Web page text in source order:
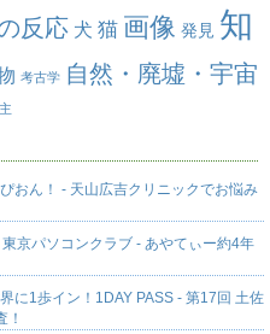
反応 犬 猫 画像 発見 知
考古学 自然・廃墟・宇宙
おん！ - 天山広吉クリニックでお悩み
京パソコンクラブ - あやてぃー約4年
に1歩イン！1DAY PASS - 第17回 土佐
！